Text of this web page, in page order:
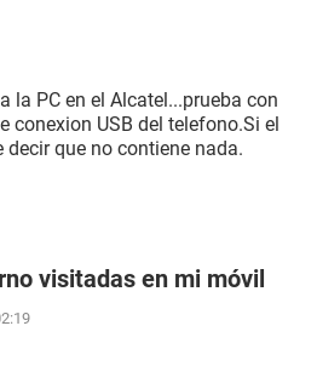
la PC en el Alcatel...prueba con
conexion USB del telefono.Si el
decir que no contiene nada.
visitadas en mi móvil